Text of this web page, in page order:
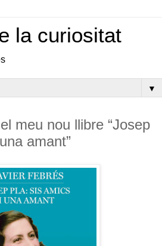
la curiositat
▼
meu nou llibre “Josep
amant”